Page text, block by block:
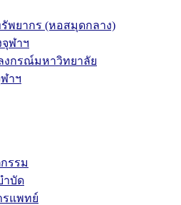
พยากร (หอสมุดกลาง)
ฬาฯ
กรณ์มหาวิทยาลัย
าฯ
รรม
ำบัด
แพทย์